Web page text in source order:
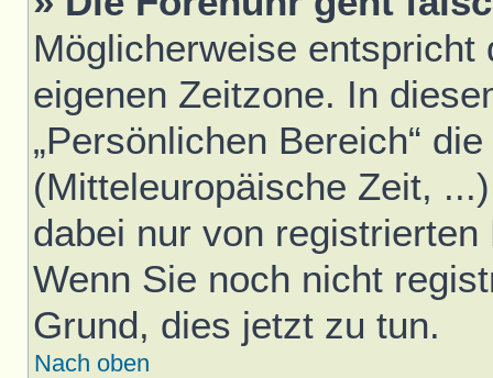
Möglicherweise
eigenen Zeitzone. In
„Persönlichen Bereich“
(Mitteleuropäische Zeit,
dabei nur von
Wenn Sie noch nicht
Grund, dies jetzt zu tun.
Nach oben